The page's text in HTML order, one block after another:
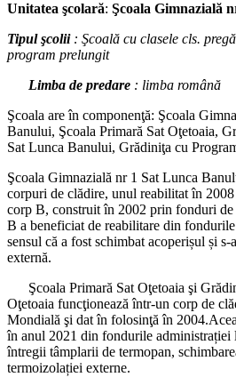
Unitatea şcolară: Şcoala Gimnazială
Tipul şcolii: Şcoală cu clasele cls.
program prelungit
Limba de predare : limba română
Şcoala are în componenţă: Şcoala
Banului, Şcoala Primară Sat Oţetoaia,
Sat Lunca Banului, Grădiniţa cu
Şcoala Gimnazială nr 1 Sat Lunca
corpuri de clădire, unul reabilitat în
corp B, construit în 2002 prin fonduri
B a beneficiat de reabilitare din
sensul că a fost schimbat acoperișul și
externă.
Şcoala Primară Sat Oţetoaia şi
Oţetoaia funcţionează într-un corp de
Mondială şi dat în folosinţă în
în anul 2021 din fondurile administrației
întregii tâmplarii de termopan,
termoizolației externe.